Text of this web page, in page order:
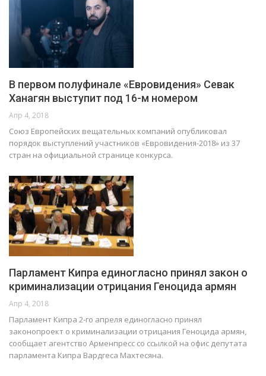
В первом полуфинале «Евровидения» Севак
Ханагян выступит под 16-м номером
Апр 4, 2018
Союз Европейских вещательных компаний опубликовал
порядок выступлений участников «Евровидения-2018» из 37
стран на официальной странице конкурса.
Парламент Кипра единогласно принял закон о
криминализации отрицания Геноцида армян
Апр 4, 2018
Парламент Кипра 2-го апреля единогласно принял
законопроект о криминализации отрицания Геноцида армян,
сообщает агентство Арменпресс со ссылкой на офис депутата
парламента Кипра Вардгеса Махтесяна.